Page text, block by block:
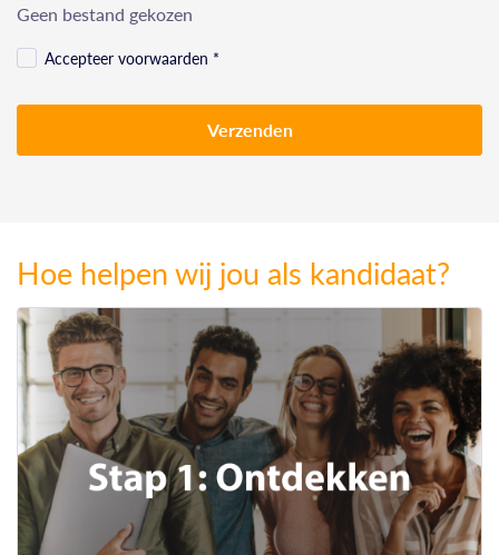
Geen bestand gekozen
Accepteer voorwaarden *
Verzenden
Hoe helpen wij jou als kandidaat?